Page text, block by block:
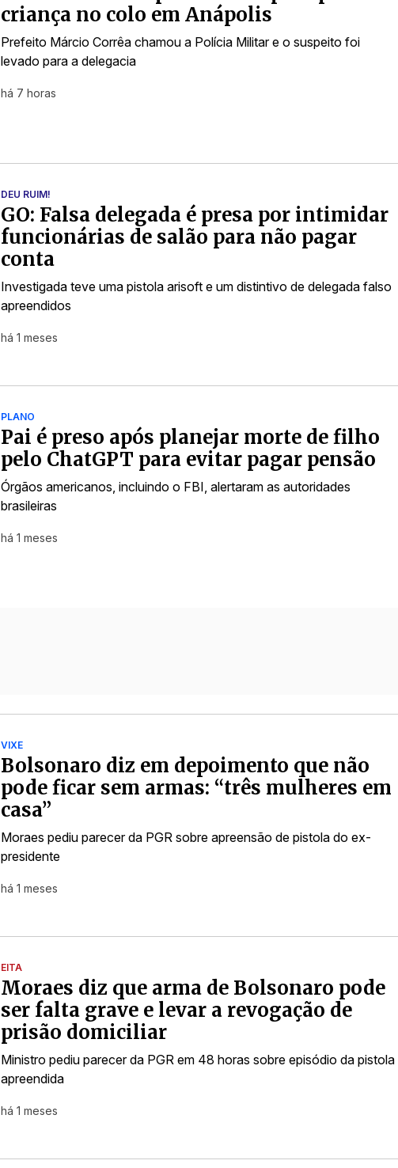
criança no colo em Anápolis
Prefeito Márcio Corrêa chamou a Polícia Militar e o suspeito foi
levado para a delegacia
há 7 horas
DEU RUIM!
GO: Falsa delegada é presa por intimidar
funcionárias de salão para não pagar
conta
Investigada teve uma pistola arisoft e um distintivo de delegada falso
apreendidos
há 1 meses
PLANO
Pai é preso após planejar morte de filho
pelo ChatGPT para evitar pagar pensão
Órgãos americanos, incluindo o FBI, alertaram as autoridades
brasileiras
há 1 meses
VIXE
Bolsonaro diz em depoimento que não
pode ficar sem armas: “três mulheres em
casa”
Moraes pediu parecer da PGR sobre apreensão de pistola do ex-
presidente
há 1 meses
EITA
Moraes diz que arma de Bolsonaro pode
ser falta grave e levar a revogação de
prisão domiciliar
Ministro pediu parecer da PGR em 48 horas sobre episódio da pistola
apreendida
há 1 meses